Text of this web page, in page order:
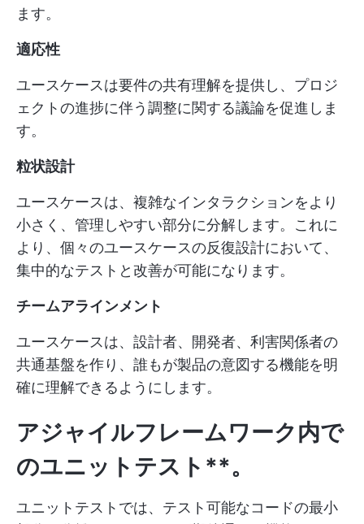
ます。
適応性
ユースケースは要件の共有理解を提供し、プロジ
ェクトの進捗に伴う調整に関する議論を促進しま
す。
粒状設計
ユースケースは、複雑なインタラクションをより
小さく、管理しやすい部分に分解します。これに
より、個々のユースケースの反復設計において、
集中的なテストと改善が可能になります。
チームアラインメント
ユースケースは、設計者、開発者、利害関係者の
共通基盤を作り、誰もが製品の意図する機能を明
確に理解できるようにします。
アジャイルフレームワーク内で
のユニットテスト**。
ユニットテストでは、テスト可能なコードの最小